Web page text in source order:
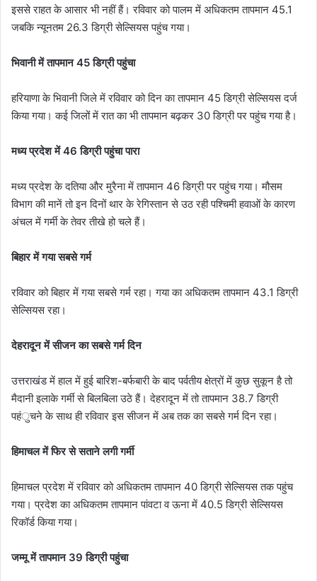
इससे राहत के आसार भी नहीं हैं। रविवार को पालम में अधिकतम तापमान 45.1
जबकि न्यूनतम 26.3 डिग्री सेल्सियस पहुंच गया।
भिवानी में तापमान 45 डिग्री पहुंचा
हरियाणा के भिवानी जिले में रविवार को दिन का तापमान 45 डिग्री सेल्सियस दर्ज
किया गया। कई जिलों में रात का भी तापमान बढ़कर 30 डिग्री पर पहुंच गया है।
मध्य प्रदेश में 46 डिग्री पहुंचा पारा
मध्य प्रदेश के दतिया और मुरैना में तापमान 46 डिग्री पर पहुंच गया। मौसम
विभाग की मानें तो इन दिनों थार के रेगिस्तान से उठ रही पश्चिमी हवाओं के कारण
अंचल में गर्मी के तेवर तीखे हो चले हैं।
बिहार में गया सबसे गर्म
रविवार को बिहार में गया सबसे गर्म रहा। गया का अधिकतम तापमान 43.1 डिग्री
सेल्सियस रहा।
देहरादून में सीजन का सबसे गर्म दिन
उत्तराखंड में हाल में हुई बारिश-बर्फबारी के बाद पर्वतीय क्षेत्रों में कुछ सुकून है तो
मैदानी इलाके गर्मी से बिलबिला उठे हैं। देहरादून में तो तापमान 38.7 डिग्री
पहंुचने के साथ ही रविवार इस सीजन में अब तक का सबसे गर्म दिन रहा।
हिमाचल में फिर से सताने लगी गर्मी
हिमाचल प्रदेश में रविवार को अधिकतम तापमान 40 डिग्री सेल्सियस तक पहुंच
गया। प्रदेश का अधिकतम तापमान पांवटा व ऊना में 40.5 डिग्री सेल्सियस
रिकॉर्ड किया गया।
जम्मू में तापमान 39 डिग्री पहुंचा